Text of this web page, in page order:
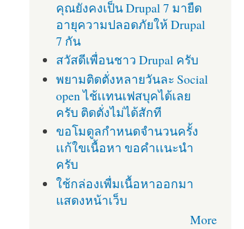
คุณยังคงเป็น Drupal 7 มายืด
อายุความปลอดภัยให้ Drupal
7 กัน
สวัสดีเพื่อนชาว Drupal ครับ
พยามติดตั่งหลายวันละ Social
open ไช้เเทนเฟสบุคได้เลย
ครับ ติดตั่งไม่ได้สักที
ขอโมดูลกำหนดจำนวนครั้ง
เเก้ใขเนื้อหา ขอคำเเนะนำ
ครับ
ใช้กล่องเพื่มเนื้อหาออกมา
แสดงหน้าเว็บ
More